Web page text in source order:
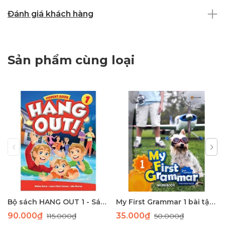
Đánh giá khách hàng
Sản phẩm cùng loại
Bộ sách HANG OUT 1 - Sách học tiếng Anh giao tiếp dành cho học sinh tiểu học
90.000₫115.000₫
My First Grammar 1 bài tập 2nd Edition
35.000₫ 50.000₫